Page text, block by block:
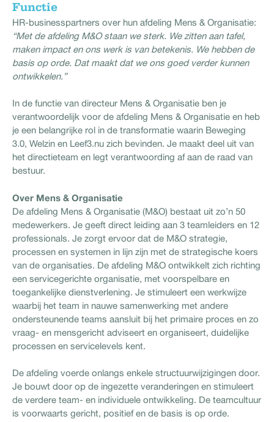
Functie
HR-businesspartners over hun afdeling Mens & Organisatie:
“Met de afdeling M&O staan we sterk. We zitten aan tafel,
maken impact en ons werk is van betekenis. We hebben de
basis op orde. Dat maakt dat we ons goed verder kunnen
ontwikkelen.”
In de functie van directeur Mens & Organisatie ben je
verantwoordelijk voor de afdeling Mens & Organisatie en heb
je een belangrijke rol in de transformatie waarin Beweging
3.0, Welzin en Leef3.nu zich bevinden. Je maakt deel uit van
het directieteam en legt verantwoording af aan de raad van
bestuur.
Over Mens & Organisatie
De afdeling Mens & Organisatie (M&O) bestaat uit zo’n 50
medewerkers. Je geeft direct leiding aan 3 teamleiders en 12
professionals. Je zorgt ervoor dat de M&O strategie,
processen en systemen in lijn zijn met de strategische koers
van de organisaties. De afdeling M&O ontwikkelt zich richting
een servicegerichte organisatie, met voorspelbare en
toegankelijke dienstverlening. Je stimuleert een werkwijze
waarbij het team in nauwe samenwerking met andere
ondersteunende teams aansluit bij het primaire proces en zo
vraag- en mensgericht adviseert en organiseert, duidelijke
processen en servicelevels kent.
De afdeling voerde onlangs enkele structuurwijzigingen door.
Je bouwt door op de ingezette veranderingen en stimuleert
de verdere team- en individuele ontwikkeling. De teamcultuur
is voorwaarts gericht, positief en de basis is op orde.